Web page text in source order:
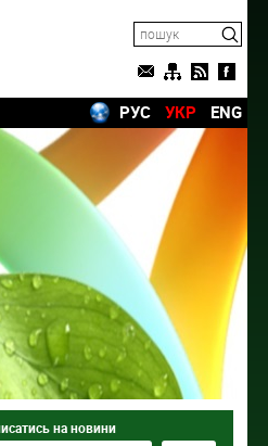
РУС УКР ENG
на новини